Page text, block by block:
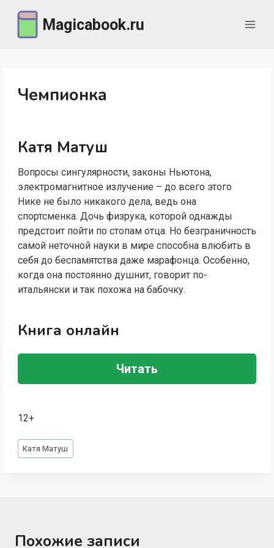
содержимому
Magicabook.ru
Чемпионка
Катя Матуш
Вопросы сингулярности, законы Ньютона,
электромагнитное излучение – до всего этого
Нике не было никакого дела, ведь она
спортсменка. Дочь физрука, которой однажды
предстоит пойти по стопам отца. Но безграничность
самой неточной науки в мире способна влюбить в
себя до беспамятства даже марафонца. Особенно,
когда она постоянно душнит, говорит по-
итальянски и так похожа на бабочку.
Книга онлайн
Читать
12+
Метки
записи:
Катя Матуш
Похожие записи